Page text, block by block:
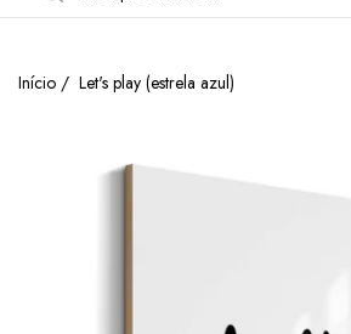
10% OFF com o cupom:
Frete grátis acima de R$300
Frete grátis acima de R$300 em
Início / Let's play (estrela azul)